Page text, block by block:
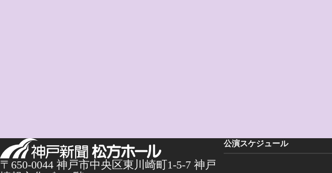
〒650-0044 神戸市中央区東川崎町1-5-7 神戸
公演スケジュール